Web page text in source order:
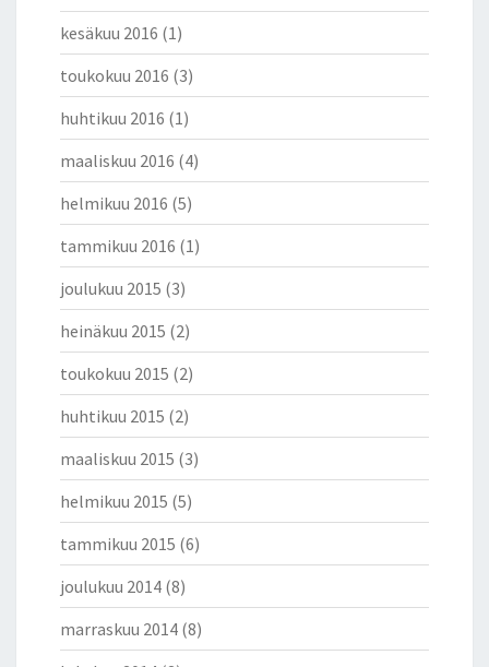
Y
T
K
S
E
J
F
T
E
kesäkuu 2016 (1)
toukokuu 2016 (3)
huhtikuu 2016 (1)
maaliskuu 2016 (4)
helmikuu 2016 (5)
tammikuu 2016 (1)
joulukuu 2015 (3)
heinäkuu 2015 (2)
toukokuu 2015 (2)
huhtikuu 2015 (2)
maaliskuu 2015 (3)
helmikuu 2015 (5)
tammikuu 2015 (6)
joulukuu 2014 (8)
marraskuu 2014 (8)